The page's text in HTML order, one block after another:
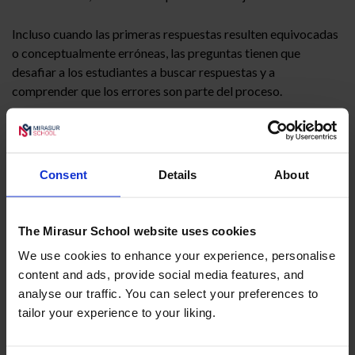
Consent Details About
The Mirasur School website uses cookies
We use cookies to enhance your experience, personalise
content and ads, provide social media features, and
analyse our traffic. You can select your preferences to
tailor your experience to your liking.
Incluso cuando las primeras respuestas resulten equivocadas
o conceptualmente erróneas, las preguntas tienen que
desafiar a los estudiantes a buscar respuestas y a
comprender que los errores son parte del proceso.
La importancia de la estrategia STEAM radica en eltipo de
etc) y en las
capacidades para desenvolverse en el
involucran en un proyecto,incorporan los conocimientos
de forma integrada, lo que favorece que establezcan
conexiones entre áreas y conceptos que, a priori, parecen no
tener relación.